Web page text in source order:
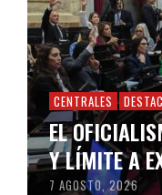
CENTRALES
EL
Y LÍMITE A
7 AGOSTO, 2026